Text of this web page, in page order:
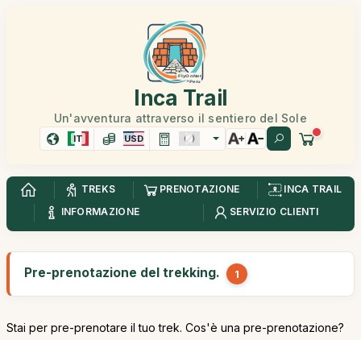
Inca Trail
Un'avventura attraverso il sentiero del Sole
IT USD
TREKS PRENOTAZIONE
INCA TRAIL
INFORMAZIONE
SERVIZIO CLIENTI
Pre-prenotazione del trekking. 1
Stai per pre-prenotare il tuo trek. Cos'è una pre-prenotazione?